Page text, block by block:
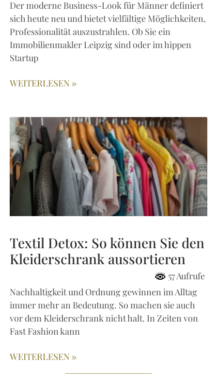
Der moderne Business-Look für Männer definiert
sich heute neu und bietet vielfältige Möglichkeiten,
Professionalität auszustrahlen. Ob Sie ein
Immobilienmakler Leipzig sind oder im hippen
Startup
WEITERLESEN »
Textil Detox: So können Sie den
Kleiderschrank aussortieren
57 Aufrufe
Nachhaltigkeit und Ordnung gewinnen im Alltag
immer mehr an Bedeutung. So machen sie auch
vor dem Kleiderschrank nicht halt. In Zeiten von
Fast Fashion kann
WEITERLESEN »